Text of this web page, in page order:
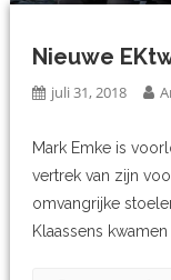
Nieuwe
juli 31, 2018
Mark Emke is
vertrek van zijn
omvangrijke
Klaassens